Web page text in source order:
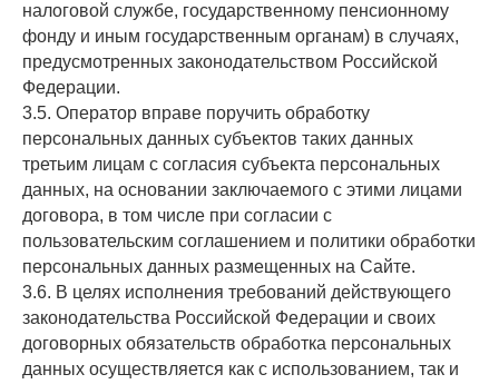
налоговой службе, государственному пенсионному
фонду и иным государственным органам) в случаях,
предусмотренных законодательством Российской
Федерации.
3.5. Оператор вправе поручить обработку
персональных данных субъектов таких данных
третьим лицам с согласия субъекта персональных
данных, на основании заключаемого с этими лицами
договора, в том числе при согласии с
пользовательским соглашением и политики обработки
персональных данных размещенных на Сайте.
3.6. В целях исполнения требований действующего
законодательства Российской Федерации и своих
договорных обязательств обработка персональных
данных осуществляется как с использованием, так и